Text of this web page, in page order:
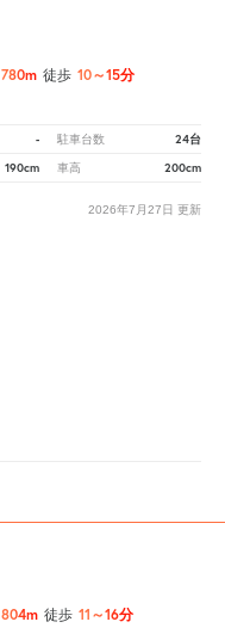
780m 徒歩 10～15分
- 駐車台数 24台
190cm 車高 200cm
2026年7月27日 更新
804m 徒歩 11～16分